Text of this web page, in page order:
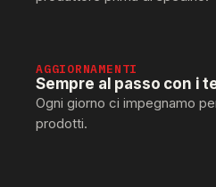
AGGIORNAMENTI
Sempre al passo con i
Ogni giorno ci impegnamo
prodotti.